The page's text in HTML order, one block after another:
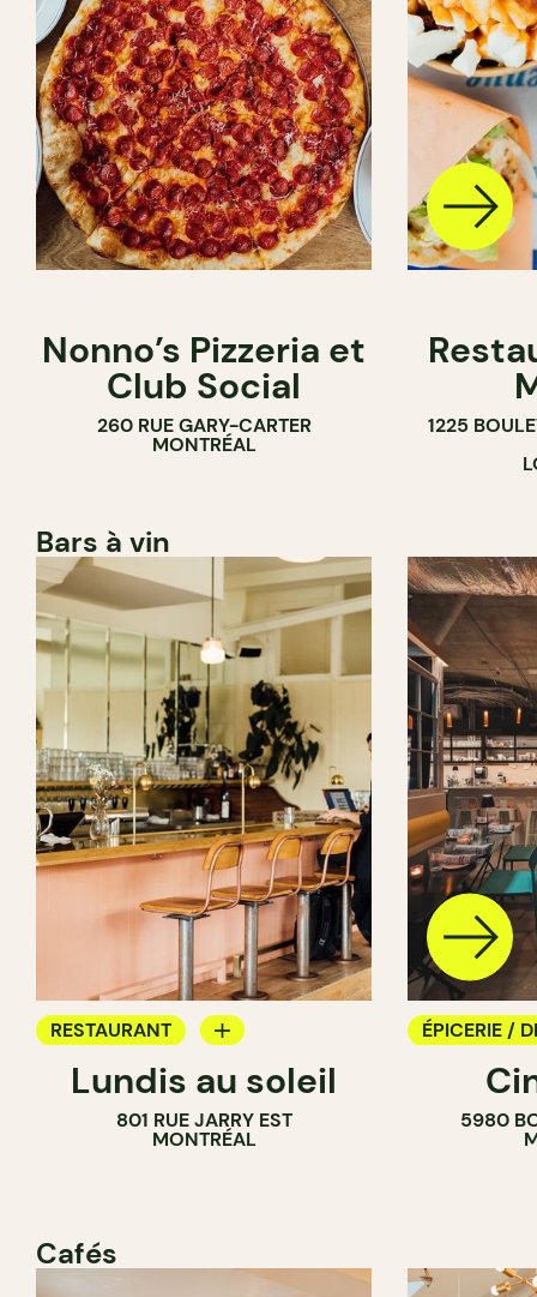
Nonno’s Pizzeria et
Club Social
260 RUE GARY-CARTER
MONTRÉAL
1225
Bars à vin
RESTAURANT
BAR À VIN
Lundis au soleil
801 RUE JARRY EST
MONTRÉAL
ÉPICERIE /
COMPTOIR
CAVISTE
5980
Cafés